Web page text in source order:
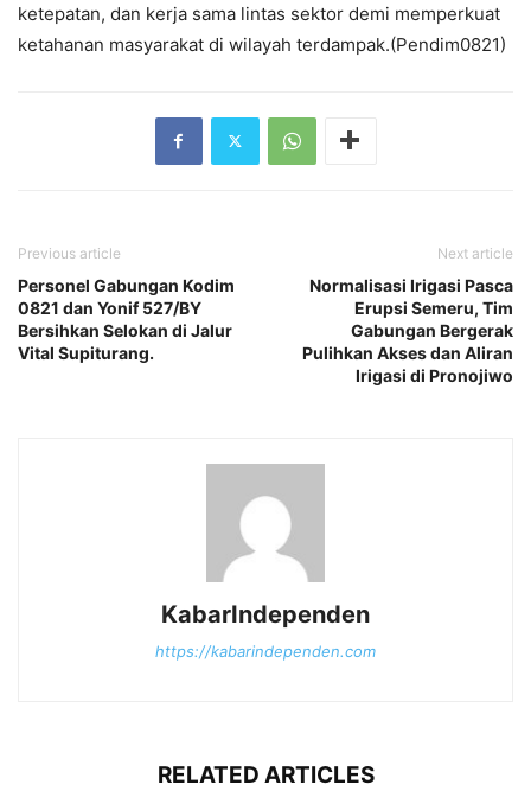
ketepatan, dan kerja sama lintas sektor demi memperkuat
ketahanan masyarakat di wilayah terdampak.(Pendim0821)
Previous article
Personel Gabungan Kodim
0821 dan Yonif 527/BY
Bersihkan Selokan di Jalur
Vital Supiturang.
Next article
Normalisasi Irigasi Pasca
Erupsi Semeru, Tim
Gabungan Bergerak
Pulihkan Akses dan Aliran
Irigasi di Pronojiwo
KabarIndependen
https://kabarindependen.com
RELATED ARTICLES